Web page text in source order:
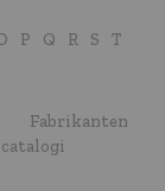
P Q R S
T
Fabrikanten